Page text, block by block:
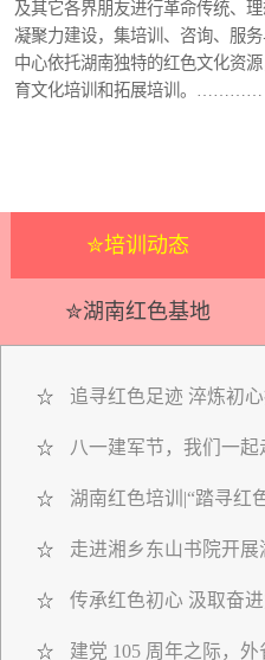
及其它各界朋友进行革命传统、
凝聚力建设，集培训、咨询、服
中心依托湖南独特的红色文化资
育文化培训和拓展培训。…………
✮培训动态
✮湖南红色基地
☆ 追寻红色足迹 淬炼初
☆ 八一建军节，我们一
☆ 湖南红色培训|“踏寻红
☆ 走进湘乡东山书院开
☆ 传承红色初心 汲取奋
☆ 建党 105 周年之际，